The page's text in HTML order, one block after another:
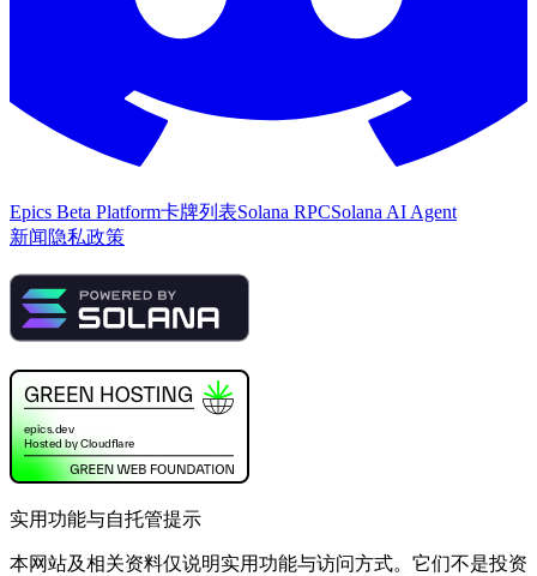
Epics Beta Platform卡牌列表Solana RPCSolana AI Agent
新闻 隐私政策
实用功能与自托管提示
本网站及相关资料仅说明实用功能与访问方式。它们不是投资